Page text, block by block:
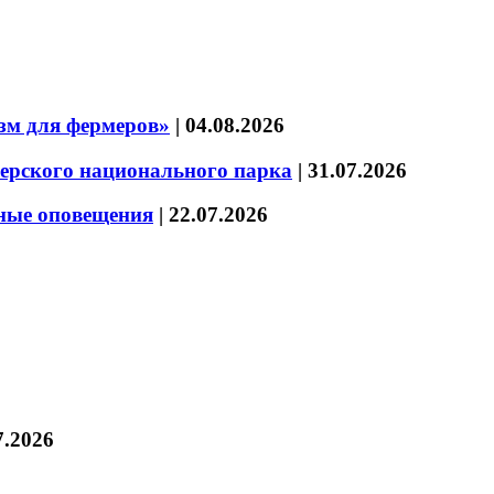
для фермеров» | 04.08.2026
национального парка | 31.07.2026
оповещения | 22.07.2026